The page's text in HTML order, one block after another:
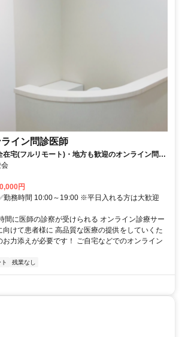
イン問診医師
宅(フルリモート)・地方も歓迎のオンライン問診
円
勤務時間 10:00～19:00 ※平日入れる方は大歓迎
間に医師の診察が受けられる オンライン診療サー
向けて患者様に 高品質な医療の提供をしていくた
お力添えが必要です！ ご自宅などでのオンライン
残業なし